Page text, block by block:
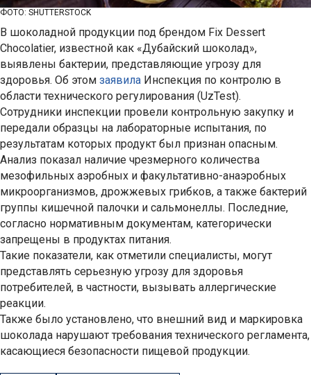
ФОТО: SHUTTERSTOCK
В шоколадной продукции под брендом Fix Dessert
Chocolatier, известной как «Дубайский шоколад»,
выявлены бактерии, представляющие угрозу для
здоровья. Об этом заявила Инспекция по контролю в
области технического регулирования (UzTest).
Сотрудники инспекции провели контрольную закупку и
передали образцы на лабораторные испытания, по
результатам которых продукт был признан опасным.
Анализ показал наличие чрезмерного количества
мезофильных аэробных и факультативно-анаэробных
микроорганизмов, дрожжевых грибков, а также бактерий
группы кишечной палочки и сальмонеллы. Последние,
согласно нормативным документам, категорически
запрещены в продуктах питания.
Такие показатели, как отметили специалисты, могут
представлять серьезную угрозу для здоровья
потребителей, в частности, вызывать аллергические
реакции.
Также было установлено, что внешний вид и маркировка
шоколада нарушают требования технического регламента,
касающиеся безопасности пищевой продукции.